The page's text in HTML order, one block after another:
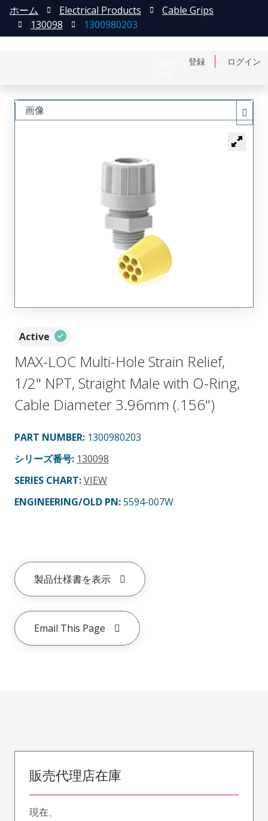
登録 ログイン
ホーム Electrical Products
Cable Grips
130098
1300980203
Active
MAX-LOC Multi-Hole Strain Relief,
1/2" NPT, Straight Male with O-Ring,
Cable Diameter 3.96mm (.156")
PART NUMBER: 1300980203
シリーズ番号: 130098
SERIES CHART:VIEW
ENGINEERING/OLD PN:5594-007W
製品仕様書を表示
Email This Page
画像
販売代理店在庫
現在、